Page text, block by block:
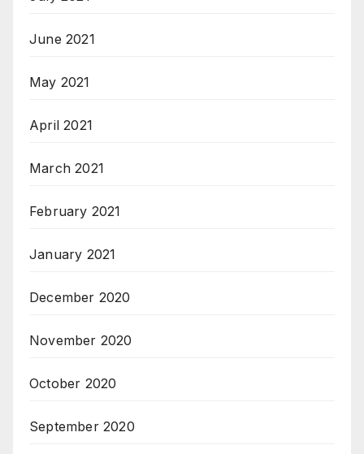
June 2021
May 2021
April 2021
March 2021
February 2021
January 2021
December 2020
November 2020
October 2020
September 2020